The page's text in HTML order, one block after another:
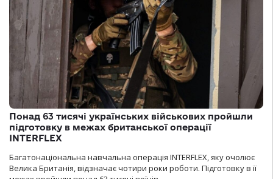
Понад 63 тисячі українських військових пройшли
підготовку в межах британської операції
INTERFLEX
Багатонаціональна навчальна операція INTERFLEX, яку очолює
Велика Британія, відзначає чотири роки роботи. Підготовку в її